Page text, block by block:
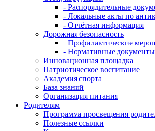
- Распорядительные
- Локальные акты по
- Отчётная информация
Дорожная безопасность
- Профилактические
- Нормативные документы
Инновационная площадка
Патриотическое воспитание
Академия спорта
База знаний
Организация питания
Родителям
Программа просвещения
Полезные ссылки